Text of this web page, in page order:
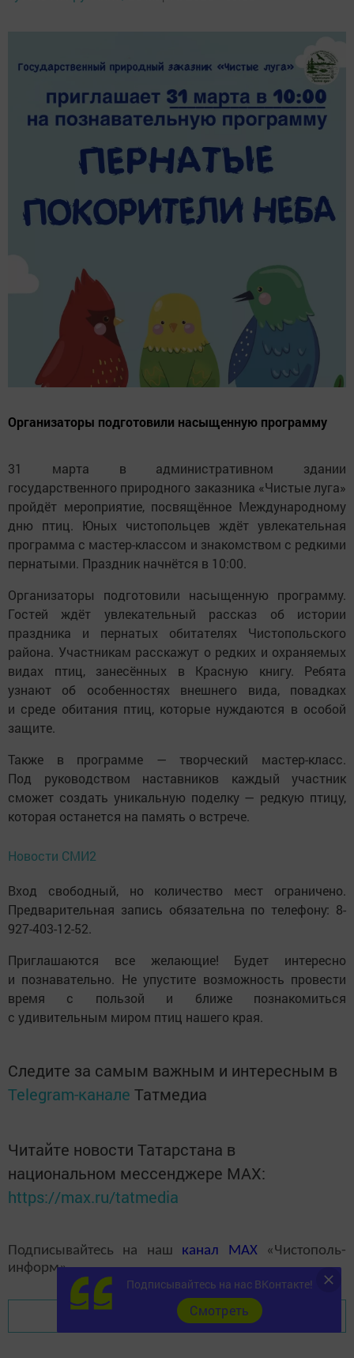
Организаторы подготовили насыщенную программу
31 марта в административном здании
государственного природного заказника «Чистые луга»
пройдёт мероприятие, посвящённое Международному
дню птиц. Юных чистопольцев ждёт увлекательная
программа с мастер-классом и знакомством с редкими
пернатыми. Праздник начнётся в 10:00.
Организаторы подготовили насыщенную программу.
Гостей ждёт увлекательный рассказ об истории
праздника и пернатых обитателях Чистопольского
района. Участникам расскажут о редких и охраняемых
видах птиц, занесённых в Красную книгу. Ребята
узнают об особенностях внешнего вида, повадках
и среде обитания птиц, которые нуждаются в особой
защите.
Также в программе — творческий мастер-класс.
Под руководством наставников каждый участник
сможет создать уникальную поделку — редкую птицу,
которая останется на память о встрече.
Новости СМИ2
Вход свободный, но количество мест ограничено.
Предварительная запись обязательна по телефону: 8-
927-403-12-52.
Приглашаются все желающие! Будет интересно
и познавательно. Не упустите возможность провести
время с пользой и ближе познакомиться
с удивительным миром птиц нашего края.
Следите за самым важным и интересным в
Telegram-канале Татмедиа
Читайте новости Татарстана в
национальном мессенджере MАХ:
https://max.ru/tatmedia
Подписывайтесь на наш канал MAX«Чистополь-
информ»
Перейти на страницу новости
Подписывайтесь на нас ВКонтакте!
Cмотреть